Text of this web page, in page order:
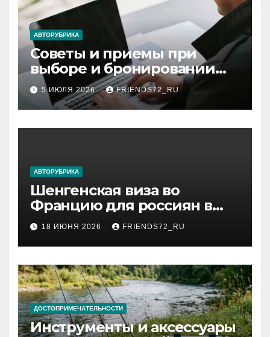
АВТОРУБРИКА
Советы и приемы при
выборе и бронировании
авиабилетов
5 ИЮЛЯ 2026 FRIENDS72_RU
АВТОРУБРИКА
Шенгенская виза во
Францию для россиян в
2026 году: сроки от 3 дней
и список необходимых
документов
18 ИЮНЯ 2026 FRIENDS72_RU
ДОСТОПРИМЕЧАТЕЛЬНОСТИ
Инструменты и аксессуары